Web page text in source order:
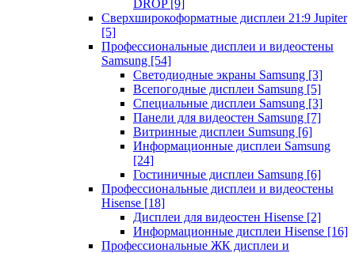
DROP [9]
Сверхширокоформатные дисплеи 21:9 Jupiter
[5]
Профессиональные дисплеи и видеостены
Samsung [54]
Светодиодные экраны Samsung [3]
Всепогодные дисплеи Samsung [5]
Специальные дисплеи Samsung [3]
Панели для видеостен Samsung [7]
Витринные дисплеи Sumsung [6]
Информационные дисплеи Samsung
[24]
Гостиничные дисплеи Samsung [6]
Профессиональные дисплеи и видеостены
Hisense [18]
Дисплеи для видеостен Hisense [2]
Информационные дисплеи Hisense [16]
Профессиональные ЖК дисплеи и